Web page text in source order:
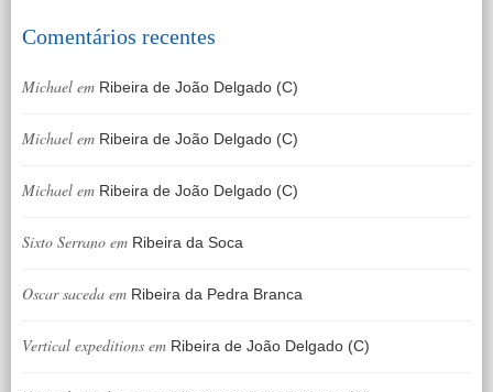
Comentários recentes
Michael em Ribeira de João Delgado (C)
Michael em Ribeira de João Delgado (C)
Michael em Ribeira de João Delgado (C)
Sixto Serrano em Ribeira da Soca
Oscar saceda em Ribeira da Pedra Branca
Vertical expeditions em Ribeira de João Delgado (C)